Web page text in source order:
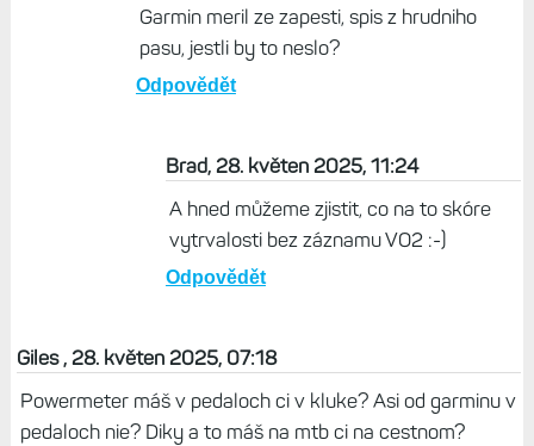
Garmin meril ze zapesti, spis z hrudniho
pasu, jestli by to neslo?
Odpovědět
Brad, 28. květen 2025, 11:24
A hned můžeme zjistit, co na to skóre
vytrvalosti bez záznamu VO2 :-)
Odpovědět
Giles , 28. květen 2025, 07:18
Powermeter máš v pedaloch ci v kluke? Asi od garminu v
pedaloch nie? Diky a to máš na mtb ci na cestnom?